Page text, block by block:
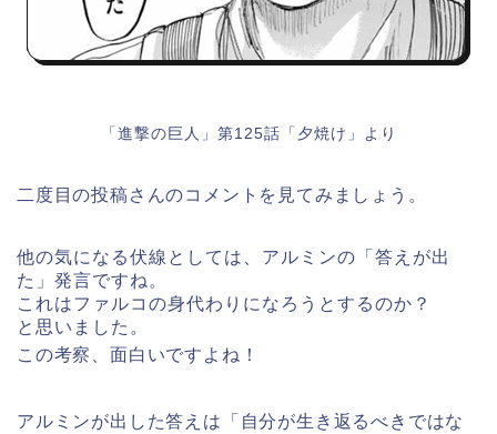
「進撃の巨人」第125話「夕焼け」より
二度目の投稿さんのコメントを見てみましょう。
他の気になる伏線としては、アルミンの「答えが出
た」発言ですね。
これはファルコの身代わりになろうとするのか？
と思いました。
この考察、面白いですよね！
アルミンが出した答えは「自分が生き返るべきではな